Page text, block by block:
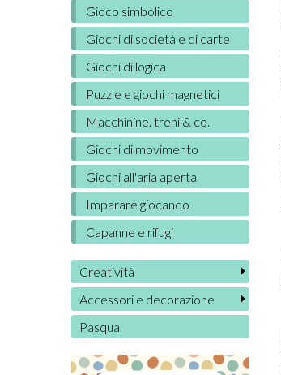
Gioco simbolico
Giochi di società e di carte
Giochi di logica
Puzzle e giochi magnetici
Macchinine, treni & co.
Giochi di movimento
Giochi all'aria aperta
Imparare giocando
Capanne e rifugi
Creatività
Accessori e decorazione
Pasqua